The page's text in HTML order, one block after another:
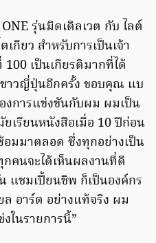
รุ่นมิดเดิลเวต กับ ไลต์
กียว สำหรับการเป็นเจ้า
เป็นเกียรติมากที่ได้
าวญี่ปุ่นอีกครั้ง ขอบคุณ แบ
งการแข่งขันกับผม ผมเป็น
เรียนหนังสือเมื่อ 10 ปีก่อน
มมาตลอด ซึ่งทุกอย่างเป็น
คนจะได้เห็นผลงานที่ดี
แชมเปี้ยนชิพ ก็เป็นองค์กร
อาร์ต อย่างแท้จริง ผม
ในรายการนี้”